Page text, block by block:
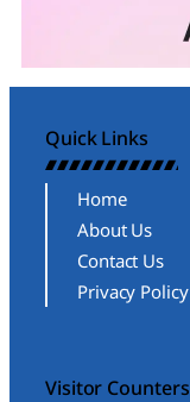
Quick Links
Home
About Us
Contact Us
Privacy Policy
Visitor Counters